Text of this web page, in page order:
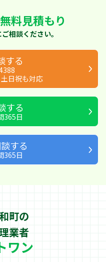
料見積もり
相談ください。
する
土日祝も対応
する
365日
する
365日
町の
業者
ワン